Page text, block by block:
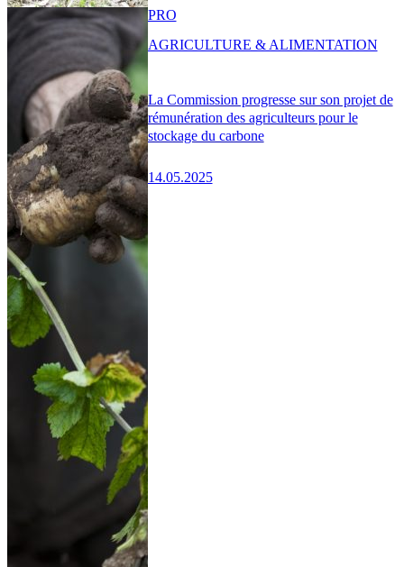
La Commission progresse sur son projet de
rémunération des agriculteurs pour le
stockage du carbone
14.05.2025
PRO
AGRICULTURE & ALIMENTATION